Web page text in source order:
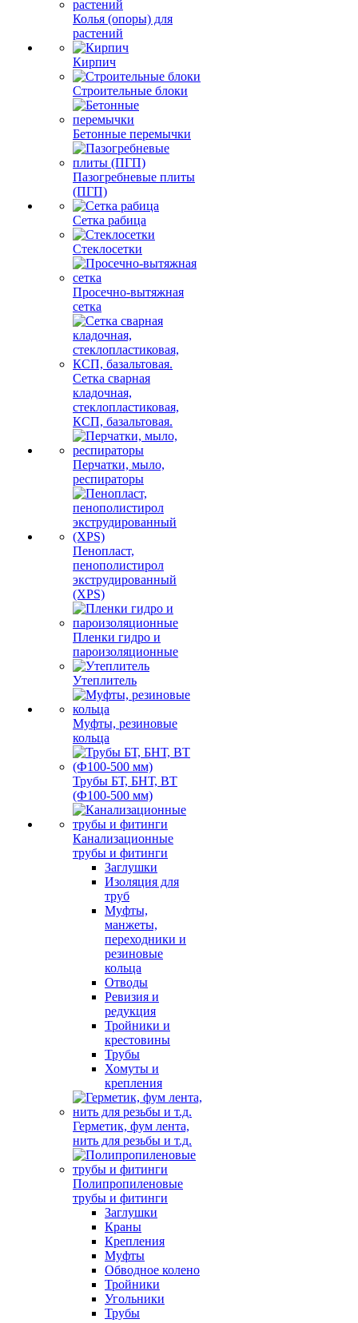
Колья (опоры) для
растений
Кирпич
Строительные блоки
Бетонные перемычки
Пазогребневые плиты
(ПГП)
Сетка рабица
Стеклосетки
Просечно-вытяжная
сетка
Сетка сварная
кладочная,
стеклопластиковая,
КСП, базальтовая.
Перчатки, мыло,
респираторы
Пенопласт,
пенополистирол
экструдированный
(XPS)
Пленки гидро и
пароизоляционные
Утеплитель
Муфты, резиновые
кольца
Трубы БТ, БНТ, ВТ
(Ф100-500 мм)
Канализационные
трубы и фитинги
Заглушки
Изоляция для
труб
Муфты,
манжеты,
переходники и
резиновые
кольца
Отводы
Ревизия и
редукция
Тройники и
крестовины
Трубы
Хомуты и
крепления
Герметик, фум лента,
нить для резьбы и т.д.
Полипропиленовые
трубы и фитинги
Заглушки
Краны
Крепления
Муфты
Обводное колено
Тройники
Угольники
Трубы